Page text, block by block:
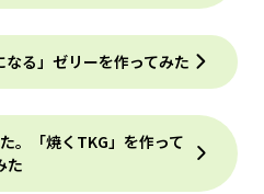
る」ゼリーを作ってみた
。「焼くTKG」を作って
た